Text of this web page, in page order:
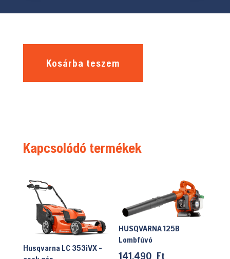
Kosárba teszem
Kapcsolódó termékek
Husqvarna LC 353iVX -
HUSQVARNA 125B
Lombfúvó
141.490 Ft